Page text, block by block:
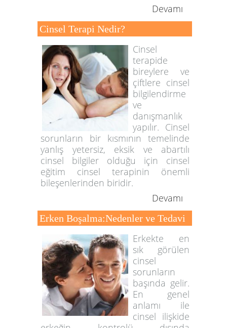
Devamı
Cinsel Terapi Nedir?
Cinsel
terapide
bireylere ve
çiftlere cinsel
bilgilendirme
ve
danışmanlık
yapılır. Cinsel
sorunların bir kısmının temelinde
yanlış yetersiz, eksik ve abartılı
cinsel bilgiler olduğu için cinsel
eğitim cinsel terapinin önemli
bileşenlerinden biridir.
Devamı
Erken Boşalma:Nedenler ve Tedavi
Erkekte en
sık görülen
cinsel
sorunların
başında gelir.
En genel
anlamı ile
cinsel ilişkide